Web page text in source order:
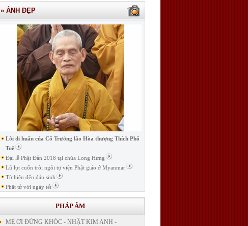
» ẢNH ĐẸP
Lời di huấn của Cố Trưởng lão Hòa thượng Thích Phổ
Tuệ
Đại lễ Phật Đản 2018 tại chùa Long Hưng
Lũ lụt cuốn trôi ngôi tự viện Phật giáo ở Myanmar
Từ hiện đến đản sinh
Phât tử với ngày tết
PHÁP ÂM
MẸ ƠI ĐỪNG KHÓC - NHẬT KIM ANH -